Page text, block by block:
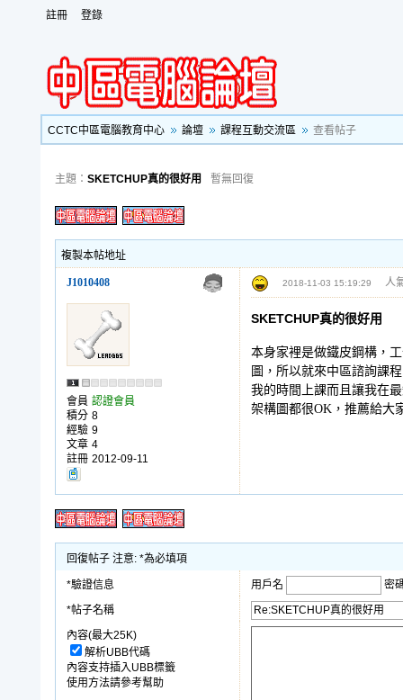
註冊 登錄
CCTC中區電腦教育中心 論壇 課程互動交流區 查看帖子
主題： SKETCHUP真的很好用 暫無回復
複製本帖地址
J1010408 2018-11-03 15:19:29 人
會員 認證會員
積分 8
經驗 9
文章 4
註冊 2012-09-11
SKETCHUP真的很好用
本身家裡是做鐵皮鋼構，
圖，所以就來中區諮詢課
我的時間上課而且讓我在
架構圖都很OK，推薦給大
回復帖子 注意: *為必填項
*驗證信息 用戶名
密
*帖子名稱
內容(最大25K)
解析UBB代碼
內容支持插入UBB標籤
使用方法請參考幫助